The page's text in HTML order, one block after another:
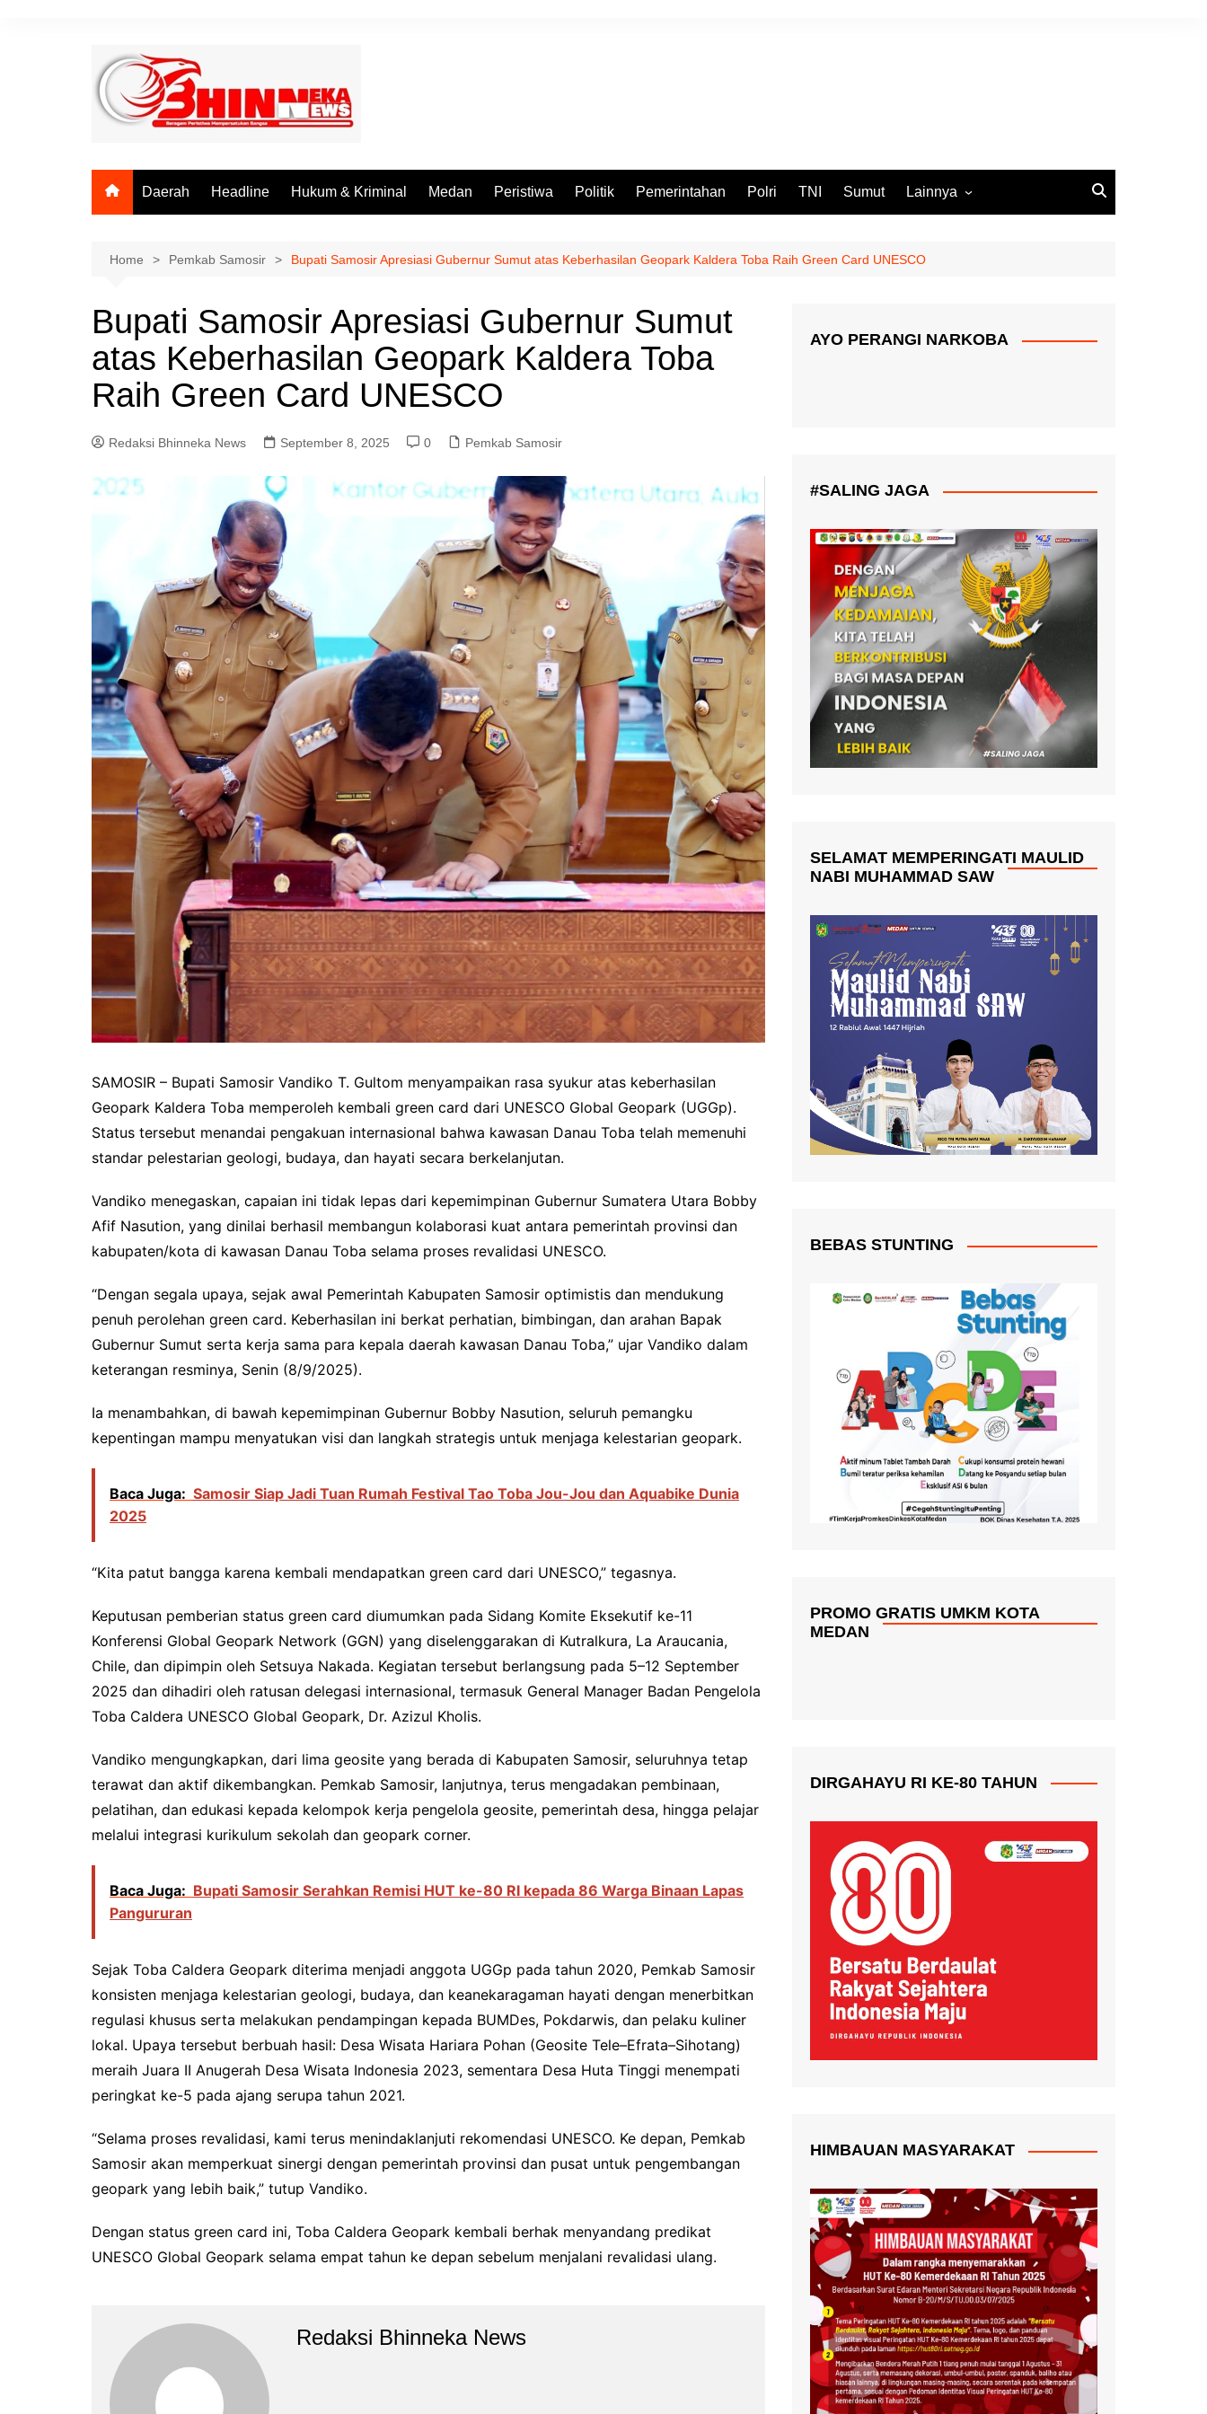
Daerah Headline Hukum & Kriminal Medan Peristiwa Politik Pemerintahan Polri TNI Sumut Lainnya
Ekbis
Home Pemkab Samosir Bupati Samosir Apresiasi Gubernur Sumut atas Keberhasilan Geopark Kaldera Toba Raih Green Card UNESCO
Bupati Samosir Apresiasi Gubernur Sumut
atas Keberhasilan Geopark Kaldera Toba
Raih Green Card UNESCO
Redaksi Bhinneka News September 8, 2025 0 Pemkab Samosir
SAMOSIR – Bupati Samosir Vandiko T. Gultom menyampaikan rasa syukur atas keberhasilan
Geopark Kaldera Toba memperoleh kembali green card dari UNESCO Global Geopark (UGGp).
Status tersebut menandai pengakuan internasional bahwa kawasan Danau Toba telah memenuhi
standar pelestarian geologi, budaya, dan hayati secara berkelanjutan.
Vandiko menegaskan, capaian ini tidak lepas dari kepemimpinan Gubernur Sumatera Utara Bobby
Afif Nasution, yang dinilai berhasil membangun kolaborasi kuat antara pemerintah provinsi dan
kabupaten/kota di kawasan Danau Toba selama proses revalidasi UNESCO.
“Dengan segala upaya, sejak awal Pemerintah Kabupaten Samosir optimistis dan mendukung
penuh perolehan green card. Keberhasilan ini berkat perhatian, bimbingan, dan arahan Bapak
Gubernur Sumut serta kerja sama para kepala daerah kawasan Danau Toba,” ujar Vandiko dalam
keterangan resminya, Senin (8/9/2025).
Ia menambahkan, di bawah kepemimpinan Gubernur Bobby Nasution, seluruh pemangku
kepentingan mampu menyatukan visi dan langkah strategis untuk menjaga kelestarian geopark.
Baca Juga: Samosir Siap Jadi Tuan Rumah Festival Tao Toba Jou-Jou dan Aquabike Dunia
2025
“Kita patut bangga karena kembali mendapatkan green card dari UNESCO,” tegasnya.
Keputusan pemberian status green card diumumkan pada Sidang Komite Eksekutif ke-11
Konferensi Global Geopark Network (GGN) yang diselenggarakan di Kutralkura, La Araucania,
Chile, dan dipimpin oleh Setsuya Nakada. Kegiatan tersebut berlangsung pada 5–12 September
2025 dan dihadiri oleh ratusan delegasi internasional, termasuk General Manager Badan Pengelola
Toba Caldera UNESCO Global Geopark, Dr. Azizul Kholis.
Vandiko mengungkapkan, dari lima geosite yang berada di Kabupaten Samosir, seluruhnya tetap
terawat dan aktif dikembangkan. Pemkab Samosir, lanjutnya, terus mengadakan pembinaan,
pelatihan, dan edukasi kepada kelompok kerja pengelola geosite, pemerintah desa, hingga pelajar
melalui integrasi kurikulum sekolah dan geopark corner.
Baca Juga: Bupati Samosir Serahkan Remisi HUT ke-80 RI kepada 86 Warga Binaan Lapas
Pangururan
Sejak Toba Caldera Geopark diterima menjadi anggota UGGp pada tahun 2020, Pemkab Samosir
konsisten menjaga kelestarian geologi, budaya, dan keanekaragaman hayati dengan menerbitkan
regulasi khusus serta melakukan pendampingan kepada BUMDes, Pokdarwis, dan pelaku kuliner
lokal. Upaya tersebut berbuah hasil: Desa Wisata Hariara Pohan (Geosite Tele–Efrata–Sihotang)
meraih Juara II Anugerah Desa Wisata Indonesia 2023, sementara Desa Huta Tinggi menempati
peringkat ke-5 pada ajang serupa tahun 2021.
“Selama proses revalidasi, kami terus menindaklanjuti rekomendasi UNESCO. Ke depan, Pemkab
Samosir akan memperkuat sinergi dengan pemerintah provinsi dan pusat untuk pengembangan
geopark yang lebih baik,” tutup Vandiko.
Dengan status green card ini, Toba Caldera Geopark kembali berhak menyandang predikat
UNESCO Global Geopark selama empat tahun ke depan sebelum menjalani revalidasi ulang.
Redaksi Bhinneka News
AYO PERANGI NARKOBA
#SALING JAGA
SELAMAT MEMPERINGATI MAULID
NABI MUHAMMAD SAW
BEBAS STUNTING
PROMO GRATIS UMKM KOTA
MEDAN
DIRGAHAYU RI KE-80 TAHUN
HIMBAUAN MASYARAKAT